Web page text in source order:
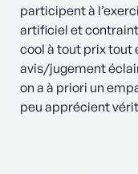
participent à
artificiel et
cool à tout prix tout
avis/jugement
on a à priori un
peu apprécient